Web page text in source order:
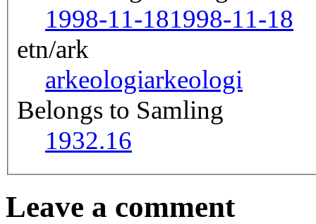
1998-11-181998-11-18
etn/ark
arkeologiarkeologi
Belongs to Samling
1932.16
Leave a comment